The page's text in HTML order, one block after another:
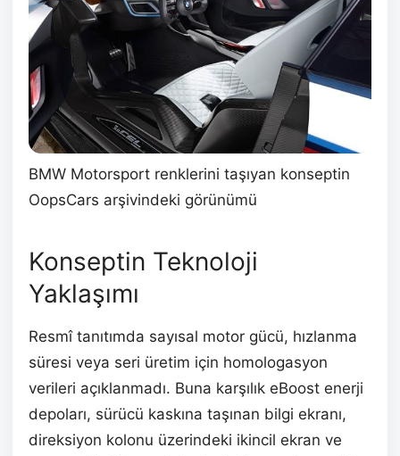
BMW Motorsport renklerini taşıyan konseptin
OopsCars arşivindeki görünümü
Konseptin Teknoloji
Yaklaşımı
Resmî tanıtımda sayısal motor gücü, hızlanma
süresi veya seri üretim için homologasyon
verileri açıklanmadı. Buna karşılık eBoost enerji
depoları, sürücü kaskına taşınan bilgi ekranı,
direksiyon kolonu üzerindeki ikincil ekran ve